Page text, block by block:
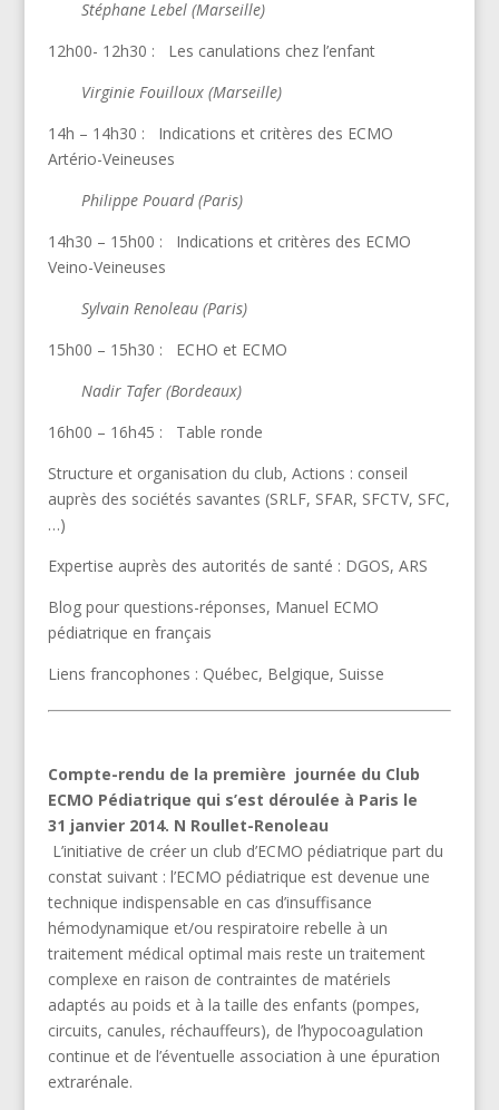
Stéphane Lebel (Marseille)
12h00- 12h30 : Les canulations chez l’enfant
Virginie Fouilloux (Marseille)
14h – 14h30 : Indications et critères des ECMO
Artério-Veineuses
Philippe Pouard (Paris)
14h30 – 15h00 : Indications et critères des ECMO
Veino-Veineuses
Sylvain Renoleau (Paris)
15h00 – 15h30 : ECHO et ECMO
Nadir Tafer (Bordeaux)
16h00 – 16h45 : Table ronde
Structure et organisation du club, Actions : conseil
auprès des sociétés savantes (SRLF, SFAR, SFCTV, SFC,
…)
Expertise auprès des autorités de santé : DGOS, ARS
Blog pour questions-réponses, Manuel ECMO
pédiatrique en français
Liens francophones : Québec, Belgique, Suisse
Compte-rendu de la première journée du Club
ECMO Pédiatrique qui s’est déroulée à Paris le
31 janvier 2014. N Roullet-Renoleau
L’initiative de créer un club d’ECMO pédiatrique part du
constat suivant : l’ECMO pédiatrique est devenue une
technique indispensable en cas d’insuffisance
hémodynamique et/ou respiratoire rebelle à un
traitement médical optimal mais reste un traitement
complexe en raison de contraintes de matériels
adaptés au poids et à la taille des enfants (pompes,
circuits, canules, réchauffeurs), de l’hypocoagulation
continue et de l’éventuelle association à une épuration
extrarénale.